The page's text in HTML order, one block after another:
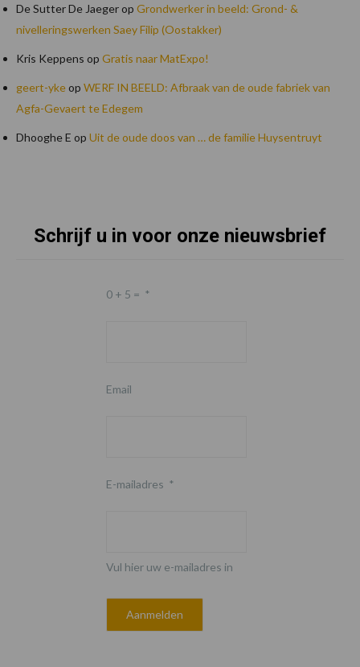
De Sutter De Jaegerop Grondwerker in beeld: Grond- &
nivelleringswerken Saey Filip (Oostakker)
Kris Keppens op Gratis naar MatExpo!
geert-ykeop WERF IN BEELD: Afbraak van de oude fabriek van
Agfa-Gevaert te Edegem
Dhooghe E op Uit de oude doos van … de familie Huysentruyt
FooterSchrijf u in voor onze nieuwsbrief
0 + 5 = *
Email
E-mailadres *
Vul hier uw e-mailadres in